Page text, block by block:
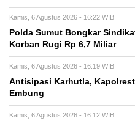
Kamis, 6 Agustus 2026 - 16:22 WIB
Polda Sumut Bongkar
Korban Rugi Rp 6,7 Miliar
Kamis, 6 Agustus 2026 - 16:19 WIB
Antisipasi Karhutla,
Embung
Kamis, 6 Agustus 2026 - 16:12 WIB